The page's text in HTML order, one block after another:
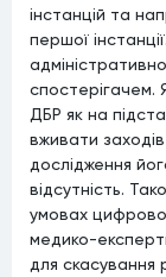
інстанцій та
першої
спостерігачем.
ДБР як на
вживати
дослідження
відсутність.
умовах
медико-
для скасування